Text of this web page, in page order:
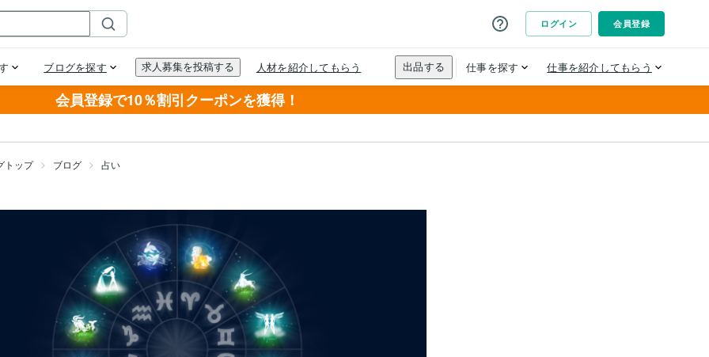
会員登録で10％割引クーポンを獲得！
トップ ブログ 占い